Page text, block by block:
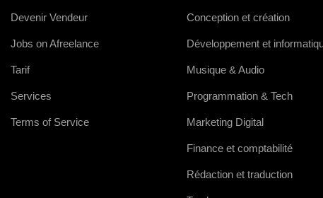
Devenir Vendeur
Jobs on Afreelance
Tarif
Services
Terms of Service
Conception et création
Développement et
Musique & Audio
Programmation & Tech
Marketing Digital
Finance et comptabilité
Rédaction et traduction